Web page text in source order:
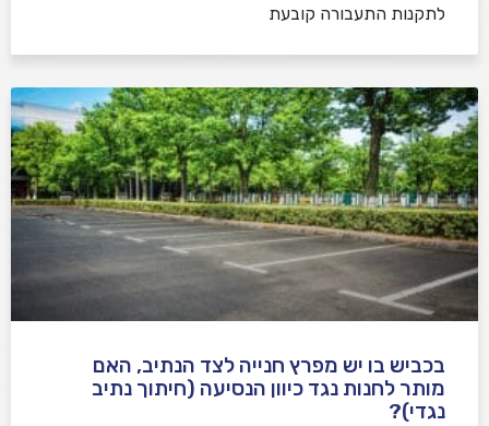
לתקנות התעבורה קובעת
בכביש בו יש מפרץ חנייה לצד הנתיב, האם
מותר לחנות נגד כיוון הנסיעה (חיתוך נתיב
נגדי)?